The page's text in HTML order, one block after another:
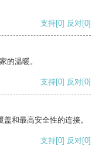
支持[0] 反对[0]
的温暖。
支持[0] 反对[0]
和最高安全性的连接。
支持[0] 反对[0]